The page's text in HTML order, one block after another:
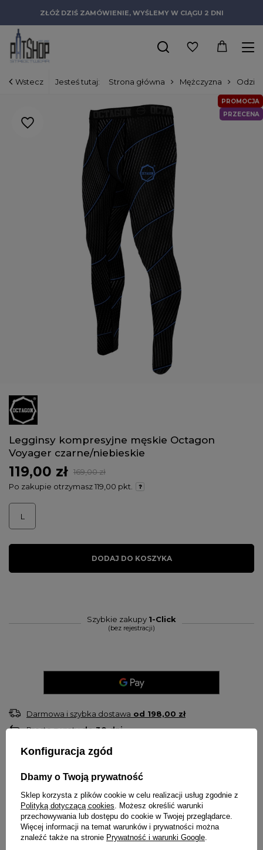
ZŁÓŻ DZIŚ ZAMÓWIENIE, WYŚLEMY W CIĄGU 2 DNI
Wstecz Jesteś tutaj: Strona główna Mężczyzna
PROMOCJA
PRZECENA
Legginsy kompresyjne męskie Octagon
Voyager czarne/niebieskie
119,00 zł
169,00 zł
Po zakupie otrzymasz119,00 pkt.
L
DODAJ DO KOSZYKA
Szybkie zakupy 1-Click
(bez rejestracji)
Darmowa i szybka dostawa od 198,00 zł
Proste zwrotydo30dni
Sprawdź, w którym sklepie obejrzysz i kupisz od ręki
Bezpieczne zakupy
Męskie legginsy marki Octagon
Leginsy wykonane są z wysokiej jakości termoaktywnego
materiału, który zapewnia wygodę i komfort w trakcie treningu.
Konfiguracja zgód
Dbamy o Twoją prywatność
Sklep korzysta z plików cookie w celu realizacji usług zgodnie z
Polityką dotyczącą cookies. Możesz określić warunki
przechowywania lub dostępu do cookie w Twojej przeglądarce.
Więcej informacji na temat warunków i prywatności można
znaleźć także na stronie Prywatność i warunki Google.